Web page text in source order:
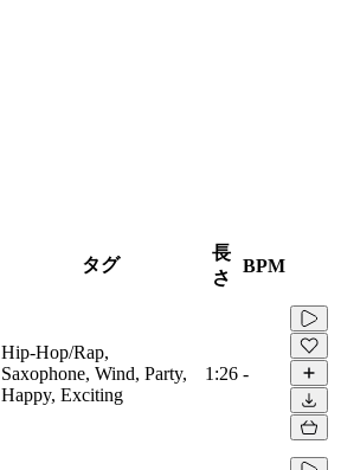
タグ
長
さ
BPM
Hip-Hop/Rap,
Saxophone, Wind, Party,
Happy, Exciting
1:26 -